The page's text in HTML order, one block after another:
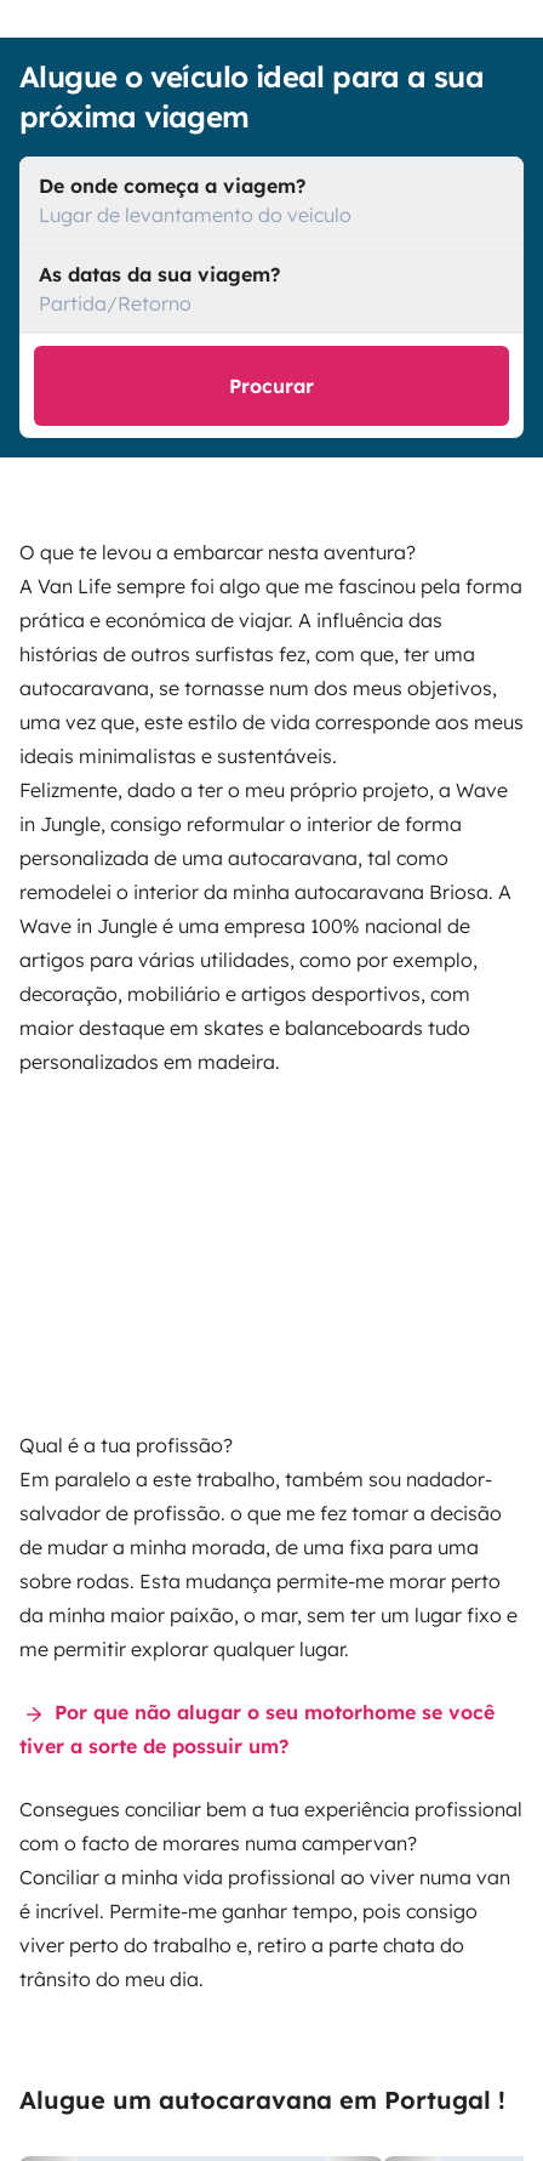
Alugue o veículo ideal para a sua
próxima viagem
De onde começa a viagem?
Lugar de levantamento do veículo
As datas da sua viagem?
Partida/Retorno
Procurar
O que te levou a embarcar nesta aventura?
A Van Life sempre foi algo que me fascinou pela forma
prática e económica de viajar. A influência das
histórias de outros surfistas fez, com que, ter uma
autocaravana, se tornasse num dos meus objetivos,
uma vez que, este estilo de vida corresponde aos meus
ideais minimalistas e sustentáveis.
Felizmente, dado a ter o meu próprio projeto, a Wave
in Jungle, consigo reformular o interior de forma
personalizada de uma autocaravana, tal como
remodelei o interior da minha autocaravana Briosa. A
Wave in Jungle é uma empresa 100% nacional de
artigos para várias utilidades, como por exemplo,
decoração, mobiliário e artigos desportivos, com
maior destaque em skates e balanceboards tudo
personalizados em madeira.
Qual é a tua profissão?
Em paralelo a este trabalho, também sou nadador-
salvador de profissão. o que me fez tomar a decisão
de mudar a minha morada, de uma fixa para uma
sobre rodas. Esta mudança permite-me morar perto
da minha maior paixão, o mar, sem ter um lugar fixo e
me permitir explorar qualquer lugar.
Por que não alugar o seu motorhome se você
tiver a sorte de possuir um?
Consegues conciliar bem a tua experiência profissional
com o facto de morares numa campervan?
Conciliar a minha vida profissional ao viver numa van
é incrível. Permite-me ganhar tempo, pois consigo
viver perto do trabalho e, retiro a parte chata do
trânsito do meu dia.
Alugue um autocaravana em Portugal !